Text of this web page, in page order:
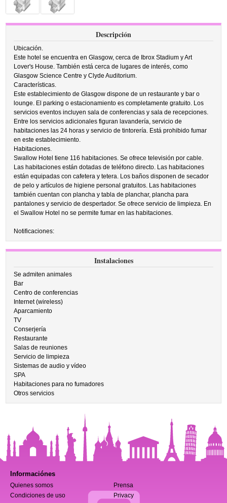
Descripción
Ubicación.
Este hotel se encuentra en Glasgow, cerca de Ibrox Stadium y Art
Lover's House. También está cerca de lugares de interés, como
Glasgow Science Centre y Clyde Auditorium.
Características.
Este establecimiento de Glasgow dispone de un restaurante y bar o
lounge. El parking o estacionamiento es completamente gratuito. Los
servicios eventos incluyen sala de conferencias y sala de recepciones.
Entre los servicios adicionales figuran lavandería, servicio de
habitaciones las 24 horas y servicio de tintorería. Está prohibido fumar
en este establecimiento.
Habitaciones.
Swallow Hotel tiene 116 habitaciones. Se ofrece televisión por cable.
Las habitaciones están dotadas de teléfono directo. Las habitaciones
están equipadas con cafetera y tetera. Los baños disponen de secador
de pelo y artículos de higiene personal gratuitos. Las habitaciones
también cuentan con plancha y tabla de planchar, plancha para
pantalones y servicio de despertador. Se ofrece servicio de limpieza. En
el Swallow Hotel no se permite fumar en las habitaciones.
Notificaciones:
Instalaciones
Se admiten animales
Bar
Centro de conferencias
Internet (wireless)
Aparcamiento
TV
Conserjería
Restaurante
Salas de reuniones
Servicio de limpieza
Sistemas de audio y vídeo
SPA
Habitaciones para no fumadores
Otros servicios
Informaciónes
Quienes somos
Prensa
Condiciones de uso
Privacy